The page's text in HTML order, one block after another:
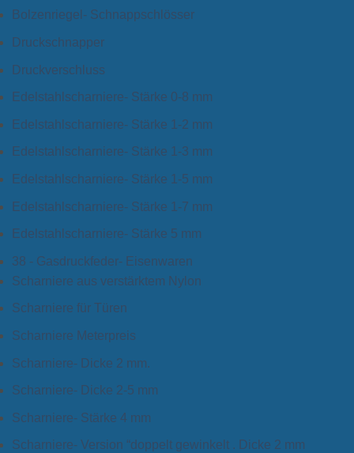
Bolzenriegel- Schnappschlösser
Druckschnapper
Druckverschluss
Edelstahlscharniere- Stärke 0-8 mm
Edelstahlscharniere- Stärke 1-2 mm
Edelstahlscharniere- Stärke 1-3 mm
Edelstahlscharniere- Stärke 1-5 mm
Edelstahlscharniere- Stärke 1-7 mm
Edelstahlscharniere- Stärke 5 mm
38 - Gasdruckfeder- Eisenwaren
Scharniere aus verstärktem Nylon
Scharniere für Türen
Scharniere Meterpreis
Scharniere- Dicke 2 mm.
Scharniere- Dicke 2-5 mm
Scharniere- Stärke 4 mm
Scharniere- Version “doppelt gewinkelt . Dicke 2 mm